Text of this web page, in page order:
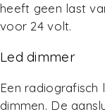
heeft geen last
voor 24 volt.
Led dimmer
Een
dimmen. De